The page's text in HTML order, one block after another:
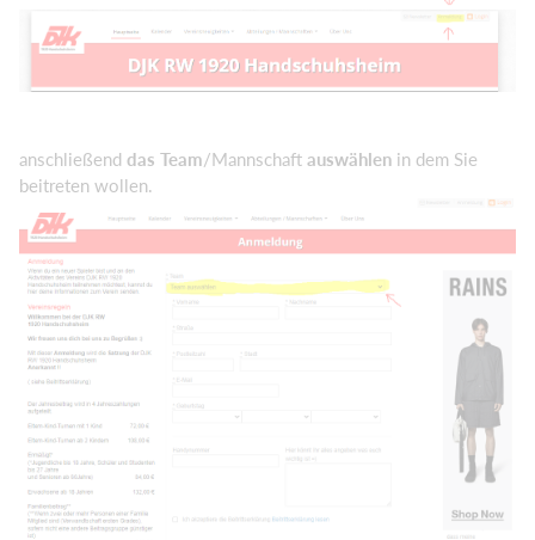
anschließend das Team/Mannschaft auswählen in dem Sie
beitreten wollen.